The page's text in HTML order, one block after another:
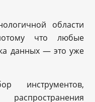
области
что любые
данных — это уже
инструментов,